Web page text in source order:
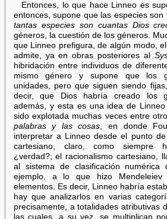
Entonces, lo que hace Linneo es
entonces, supone que las especies son
tantas especies son cuantas Dios
géneros, la cuestión de los géneros.
que Linneo prefigura, de algún modo,
admite, ya en obras posteriores al
hibridación entre individuos de
mismo género y supone que los
unidades, pero que siguen siendo
decir, que Dios habría creado los
además, y esta es una idea de
sido explotada muchas veces entre
palabras y las cosas, en donde
interpretar a Linneo desde el punto
cartesiano, claro, como siempre
¿verdad?; el racionalismo cartesiano,
al sistema de clasificación numérica
ejemplo, a lo que hizo
elementos. Es decir, Linneo habría
hay que analizarlos en varias
precisamente, a totalidades atributivas
las cuales, a su vez, se multiplican